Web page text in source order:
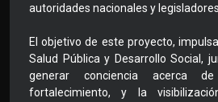
autoridades nacionales y
El objetivo de este proyecto,
Salud Pública y Desarrollo Social,
generar conciencia acerca
fortalecimiento, y la